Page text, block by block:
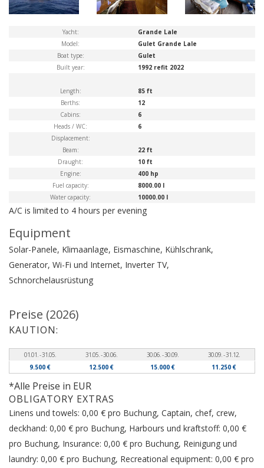
Yacht:
Grande Lale
Model:
Gulet Grande Lale
Boat type:
Gulet
Built year:
1992 refit 2022
Length:
85 ft
Berths:
12
Cabins:
6
Heads / WC:
6
Displacement:
Beam:
22 ft
Draught:
10 ft
Engine:
400 hp
Fuel capacity:
8000.00 l
Water capacity:
10000.00 l
A/C is limited to 4 hours per evening
Equipment
Solar-Panele, Klimaanlage, Eismaschine, Kühlschrank,
Generator, Wi-Fi und Internet, Inverter TV,
Schnorchelausrüstung
Preise (2026)
KAUTION:
01.01. - 31.05. 31.05. - 30.06. 30.06. - 30.09.
30.09. - 31.12.
9.500 €
12.500 € 15.000 € 11.250 €
*Alle Preise in EUR
OBLIGATORY EXTRAS
Linens und towels: 0,00 € pro Buchung, Captain, chef, crew,
deckhand: 0,00 € pro Buchung, Harbours und kraftstoff: 0,00 €
pro Buchung, Insurance: 0,00 € pro Buchung, Reinigung und
laundry: 0,00 € pro Buchung, Recreational equipment: 0,00 € pro